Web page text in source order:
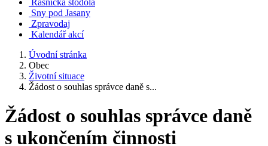
Řasnická stodola
Sny pod Jasany
Zpravodaj
Kalendář akcí
Úvodní stránka
Obec
Životní situace
Žádost o souhlas správce daně s...
Žádost o souhlas správce daně
s ukončením činnosti